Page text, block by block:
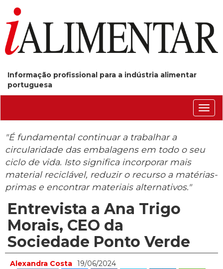
Informação profissional para a indústria alimentar
portuguesa
"É fundamental continuar a trabalhar a
circularidade das embalagens em todo o seu
ciclo de vida. Isto significa incorporar mais
material reciclável, reduzir o recurso a matérias-
primas e encontrar materiais alternativos."
Entrevista a Ana Trigo
Morais, CEO da
Sociedade Ponto Verde
Alexandra Costa 19/06/2024